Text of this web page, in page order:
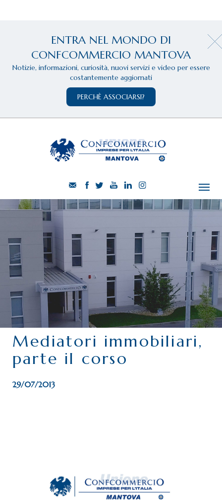
ENTRA NEL MONDO DI
CONFCOMMERCIO MANTOVA
Notizie, informazioni, curiosità, nuovi servizi e video per essere
costantemente aggiornati
PERCHÈ ASSOCIARSI?
CHI SIAMO
SERVIZI
CATEGORIE
DELEGAZIONI
ATTIVITÀ STORICHE
PERIODICO
PERCHÉ ASSOCIARSI?
DOVE SIAMO
Mediatori immobiliari,
parte il corso
29/07/2013